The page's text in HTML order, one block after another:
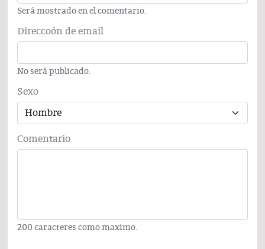
Será mostrado en el comentario.
Direccoón de email
No será publicado.
Sexo
Comentario
200 caracteres como maximo.